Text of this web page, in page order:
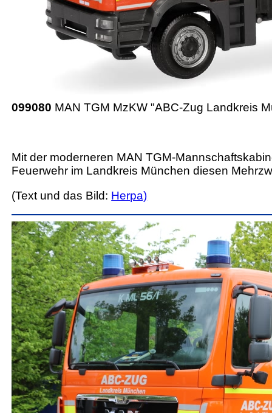
099080 MAN TGM MzKW "ABC-Zug Landkreis
Mit der moderneren MAN TGM-
Feuerwehr im Landkreis München diesen
(Text und das Bild: Herpa)